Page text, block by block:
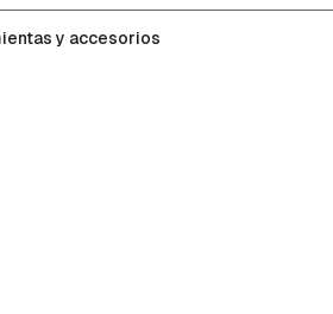
y accesorios